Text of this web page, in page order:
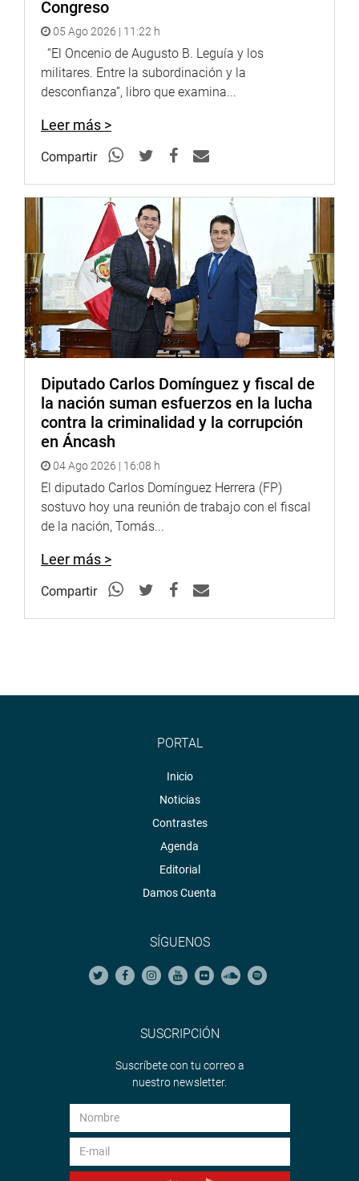
Congreso
05 Ago 2026 | 11:22 h
“El Oncenio de Augusto B. Leguía y los
militares. Entre la subordinación y la
desconfianza”, libro que examina...
Leer más >
Compartir
Diputado Carlos Domínguez y fiscal de
la nación suman esfuerzos en la lucha
contra la criminalidad y la corrupción
en Áncash
04 Ago 2026 | 16:08 h
El diputado Carlos Domínguez Herrera (FP)
sostuvo hoy una reunión de trabajo con el fiscal
de la nación, Tomás...
Leer más >
Compartir
PORTAL
Inicio
Noticias
Contrastes
Agenda
Editorial
Damos Cuenta
SÍGUENOS
SUSCRIPCIÓN
Suscríbete con tu correo a
nuestro newsletter.